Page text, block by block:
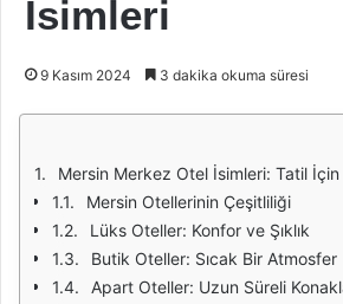
İsimleri
9 Kasım 2024 3 dakika okuma süresi
Mersin Merkez Otel İsimleri: Tatil
Mersin Otellerinin Çeşitliliği
Lüks Oteller: Konfor ve Şıklık
Butik Oteller: Sıcak Bir Atmosfer
Apart Oteller: Uzun Süreli